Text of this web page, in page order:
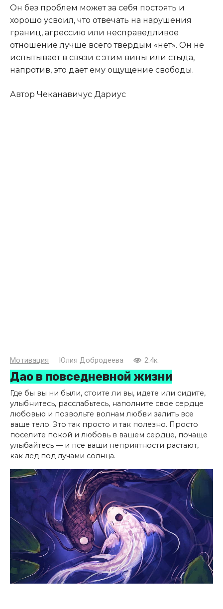
Он без проблем может за себя постоять и
хорошо усвоил, что отвечать на нарушения
границ, агрессию или несправедливое
отношение лучше всего твердым «нет». Он не
испытывает в связи с этим вины или стыда,
напротив, это дает ему ощущение свободы.
Автор Чеканавичус Дариус
Мотивация Юлия Добродеева 2.4к.
Дао в повседневной жизни
Где бы вы ни были, стоите ли вы, идете или сидите,
улыбнитесь, расслабьтесь, наполните свое сердце
любовью и позвольте волнам любви залить все
ваше тело. Это так просто и так полезно. Просто
поселите покой и любовь в вашем сердце, почаще
улыбайтесь — и псе ваши неприятности растают,
как лед под лучами солнца.